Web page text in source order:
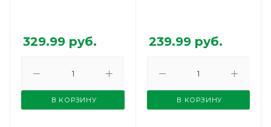
329.99 руб.
В КОРЗИНУ
239.99руб.
В КОРЗИНУ